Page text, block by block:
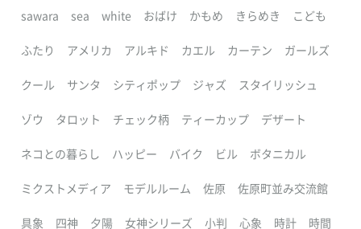
sawara sea white おばけ かもめ きらめき こども
ふたり アメリカ アルキド カエル カーテン ガールズ
クール サンタ シティポップ ジャズ スタイリッシュ
ゾウ タロット チェック柄 ティーカップ デザート
ネコとの暮らし ハッピー バイク ビル ボタニカル
ミクストメディア モデルルーム 佐原 佐原町並み交流館
具象 四神 夕陽 女神シリーズ 小判 心象 時計 時間